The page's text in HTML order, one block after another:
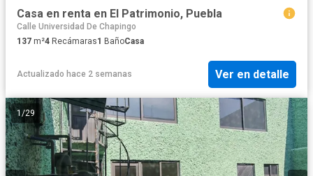
Casa en renta en El Patrimonio, Puebla
Calle Universidad De Chapingo
137 m²4 Recámaras1 BañoCasa
Actualizado hace 2 semanas Ver en detalle
1 /29